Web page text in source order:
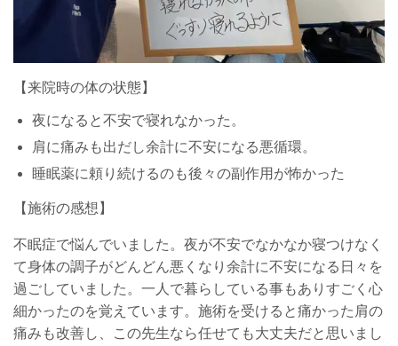
【来院時の体の状態】
夜になると不安で寝れなかった。
肩に痛みも出だし余計に不安になる悪循環。
睡眠薬に頼り続けるのも後々の副作用が怖かった
【施術の感想】
不眠症で悩んでいました。夜が不安でなかなか寝つけなく
て身体の調子がどんどん悪くなり余計に不安になる日々を
過ごしていました。一人で暮らしている事もありすごく心
細かったのを覚えています。施術を受けると痛かった肩の
痛みも改善し、この先生なら任せても大丈夫だと思いまし